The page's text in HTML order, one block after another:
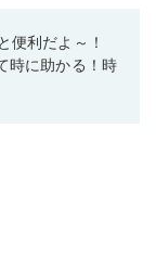
便利だよ～！
時に助かる！時